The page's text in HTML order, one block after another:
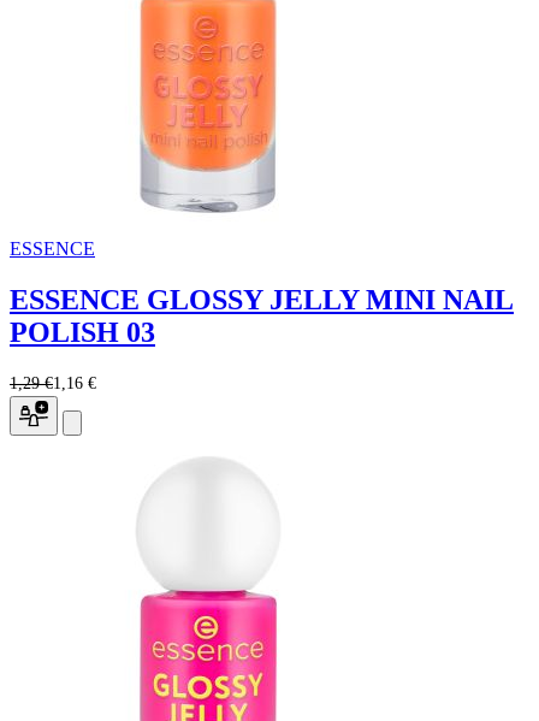
ESSENCE
ESSENCE GLOSSY JELLY MINI NAIL
POLISH 03
1,29 €1,16 €